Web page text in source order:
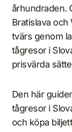
århundraden.
Bratislava och
tvärs genom
tågresor i
prisvärda
Den här
tågresor i
och köpa